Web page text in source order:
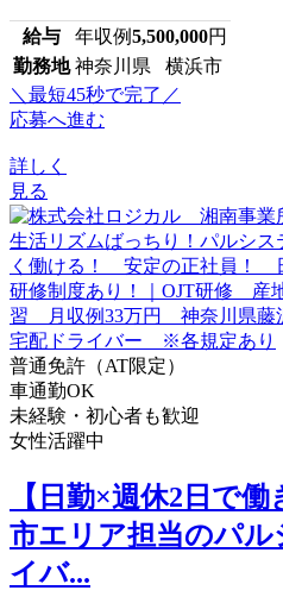
給与 年収例5,500,000円
勤務地 神奈川県 横浜市
＼最短45秒で完了／
応募へ進む
詳しく
見る
普通免許（AT限定）
車通勤OK
未経験・初心者も歓迎
女性活躍中
【日勤×週休2日で
市エリア担当のパル
イバ...